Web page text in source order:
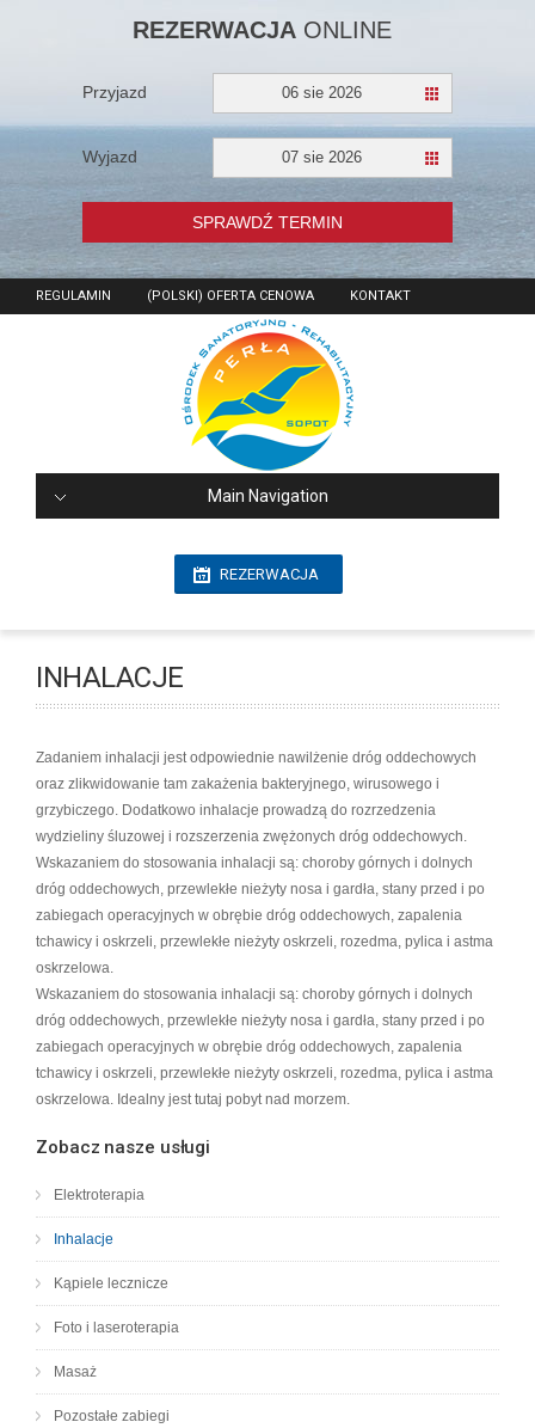
REZERWACJAONLINE
Przyjazd 06 sie 2026
Wyjazd 07 sie 2026
SPRAWDŹ TERMIN
REGULAMIN (POLSKI) OFERTA CENOWA KONTAKT
Main Navigation
REZERWACJA
INHALACJE
Zadaniem inhalacji jest odpowiednie nawilżenie dróg oddechowych
oraz zlikwidowanie tam zakażenia bakteryjnego, wirusowego i
grzybiczego. Dodatkowo inhalacje prowadzą do rozrzedzenia
wydzieliny śluzowej i rozszerzenia zwężonych dróg oddechowych.
Wskazaniem do stosowania inhalacji są: choroby górnych i dolnych
dróg oddechowych, przewlekłe nieżyty nosa i gardła, stany przed i po
zabiegach operacyjnych w obrębie dróg oddechowych, zapalenia
tchawicy i oskrzeli, przewlekłe nieżyty oskrzeli, rozedma, pylica i astma
oskrzelowa.
Wskazaniem do stosowania inhalacji są: choroby górnych i dolnych
dróg oddechowych, przewlekłe nieżyty nosa i gardła, stany przed i po
zabiegach operacyjnych w obrębie dróg oddechowych, zapalenia
tchawicy i oskrzeli, przewlekłe nieżyty oskrzeli, rozedma, pylica i astma
oskrzelowa. Idealny jest tutaj pobyt nad morzem.
Zobacz nasze usługi
Elektroterapia
Inhalacje
Kąpiele lecznicze
Foto i laseroterapia
Masaż
Pozostałe zabiegi